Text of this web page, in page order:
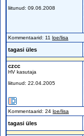
liitunud: 09.06.2008
Kommentaarid: 11 loe/lisa
tagasi üles
czcc
HV kasutaja
liitunud: 22.04.2005
Kommentaarid: 24 loe/lisa
tagasi üles